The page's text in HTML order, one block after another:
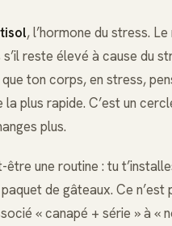
, l’hormone du stress.
reste élevé à cause du
ton corps, en stress,
la plus rapide. C’est un
plus.
être une routine : tu
de gâteaux. Ce n’est
« canapé + série » à «